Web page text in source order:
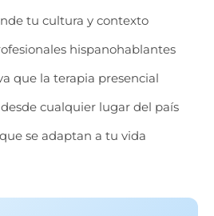
tu cultura y contexto
hispanohablantes
que la terapia presencial
cualquier lugar del país
se adaptan a tu vida